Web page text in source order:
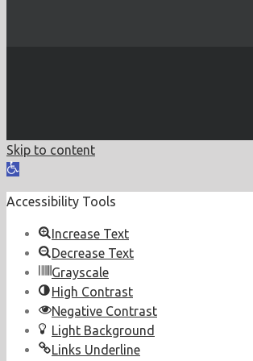
Skip to content
Open
Accessibility Tools
Increase Text
Decrease Text
Grayscale
High Contrast
Negative Contrast
Light Background
Links Underline